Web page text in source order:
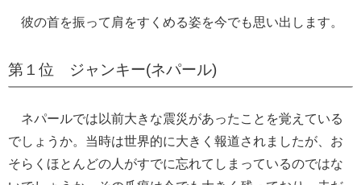
彼の首を振って肩をすくめる姿を今でも思い出します。
第１位 ジャンキー(ネパール)
ネパールでは以前大きな震災があったことを覚えている
でしょうか。当時は世界的に大きく報道されましたが、お
そらくほとんどの人がすでに忘れてしまっているのではな